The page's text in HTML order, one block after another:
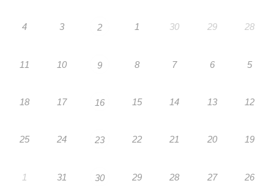
28
29
30
1
2
3
4
5
6
7
8
9
10
11
12
13
14
15
16
17
18
19
20
21
22
23
24
25
26
27
28
29
30
31
1